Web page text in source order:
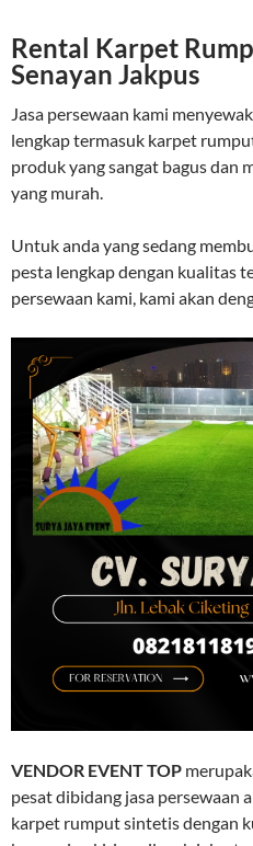
Rental Karpet
Senayan Jakpus
Jasa persewaan kami
lengkap termasuk karpet
produk yang sangat bagus dan
yang murah.
Untuk anda yang sedang
pesta lengkap dengan kualitas
persewaan kami, kami akan
VENDOR EVENT TOP
pesat dibidang jasa persewaan
karpet rumput sintetis dengan